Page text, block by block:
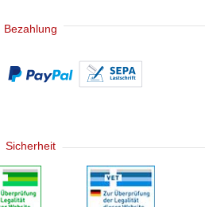
Bezahlung
Sicherheit